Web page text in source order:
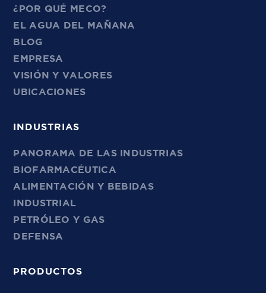
¿POR QUÉ MECO?
EL AGUA DEL MAÑANA
BLOG
EMPRESA
VISIÓN Y VALORES
UBICACIONES
INDUSTRIAS
PANORAMA DE LAS INDUSTRIAS
BIOFARMACÉUTICA
ALIMENTACIÓN Y BEBIDAS
INDUSTRIAL
PETRÓLEO Y GAS
DEFENSA
PRODUCTOS